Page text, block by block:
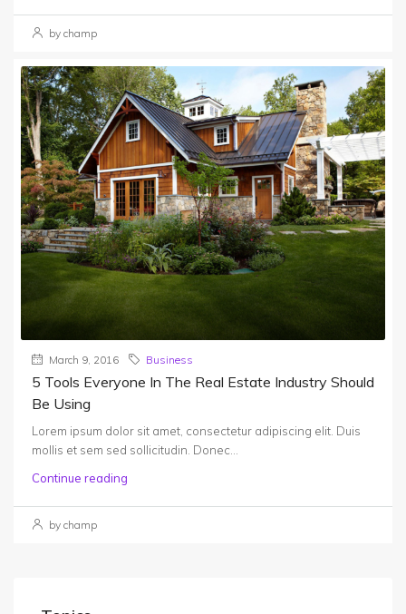
by champ
March 9, 2016 Business
5 Tools Everyone In The Real Estate Industry Should
Be Using
Lorem ipsum dolor sit amet, consectetur adipiscing elit. Duis
mollis et sem sed sollicitudin. Donec...
Continue reading
by champ